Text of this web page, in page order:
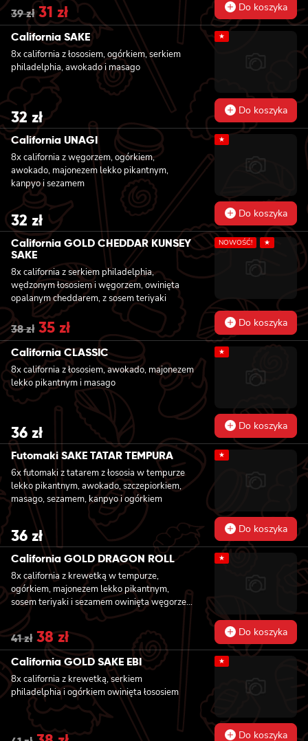
39zł Original
price
was:
39 zł.
31 zł Current
price
is:
31 zł.
Do koszyka
California SAKE
8x california z łososiem, ogórkiem, serkiem
philadelphia, awokado i masago
★
32 zł Do koszyka
California UNAGI
8x california z węgorzem, ogórkiem,
awokado, majonezem lekko pikantnym,
kanpyo i sezamem
★
32 zł Do koszyka
California GOLD CHEDDAR KUNSEY
SAKE
8x california z serkiem philadelphia,
wędzonym łososiem i węgorzem, owinięta
opalanym cheddarem, z sosem teriyaki
NOWOŚĆ! ★
38zł Original
price
was:
38 zł.
35 zł Current
price
is:
35 zł.
Do koszyka
California CLASSIC
8x california z łososiem, awokado, majonezem
lekko pikantnym i masago
★
36 zł Do koszyka
Futomaki SAKE TATAR TEMPURA
6x futomaki z tatarem z łososia w tempurze
lekko pikantnym, awokado, szczepiorkiem,
masago, sezamem, kanpyo i ogórkiem
★
36 zł Do koszyka
California GOLD DRAGON ROLL
8x california z krewetką w tempurze,
ogórkiem, majonezem lekko pikantnym,
sosem teriyaki i sezamem owinięta węgorzem
i awokado
★
41zł Original
price
was:
41 zł.
38złCurrent
price
is:
38 zł.
Do koszyka
California GOLD SAKE EBI
8x california z krewetką, serkiem
philadelphia i ogórkiem owinięta łososiem
★
Do koszyka